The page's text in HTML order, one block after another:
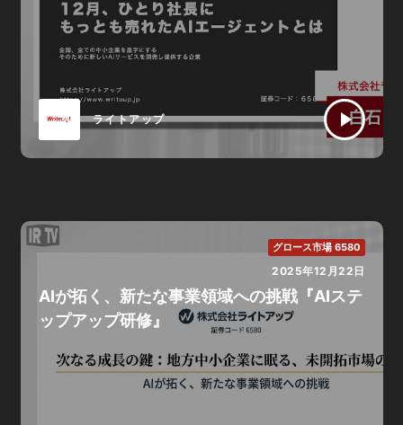
ライトアップ
グロース市場 6580
2025年12月22日
AIが拓く、新たな事業領域への挑戦『AIステ
ップアップ研修』